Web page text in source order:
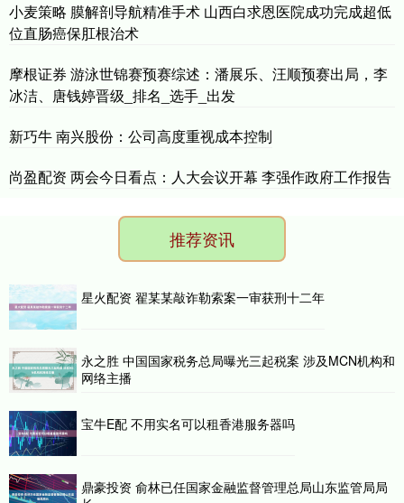
小麦策略 膜解剖导航精准手术 山西白求恩医院成功完成超低
位直肠癌保肛根治术
摩根证券 游泳世锦赛预赛综述：潘展乐、汪顺预赛出局，李
冰洁、唐钱婷晋级_排名_选手_出发
新巧牛 南兴股份：公司高度重视成本控制
尚盈配资 两会今日看点：人大会议开幕 李强作政府工作报告
推荐资讯
星火配资 翟某某敲诈勒索案一审获刑十二年
永之胜 中国国家税务总局曝光三起税案 涉及MCN机构和
网络主播
宝牛E配 不用实名可以租香港服务器吗
鼎豪投资 俞林已任国家金融监督管理总局山东监管局局